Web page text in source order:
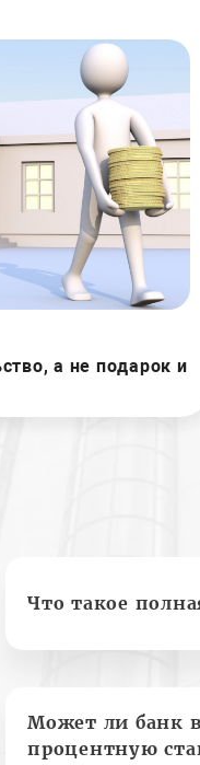
а не подарок и
Что такое
Может ли банк
процентную